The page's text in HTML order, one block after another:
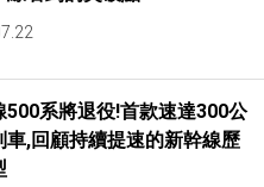
500系將退役!首款速達300公
車,回顧持續提速的新幹線歷